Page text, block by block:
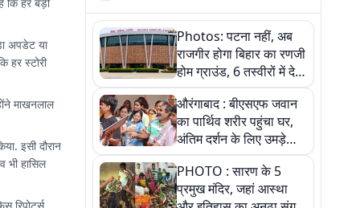
अपडेट या
हर स्टोरी
माखनलाल
इसी दौरान
हासिल
Photos: पटना नहीं, अब
राजगीर होगा बिहार का रणजी
होम ग्राउंड, 6 तस्वीरों में देखें
नए स्टेडियम की पूरी कहानी
औरंगाबाद : बीएसएफ जवान
का पार्थिव शरीर पहुंचा घर,
अंतिम दर्शन के लिए उमड़े
लोग
PHOTO : सारण के 5
प्रमुख मंदिर, जहां आस्था